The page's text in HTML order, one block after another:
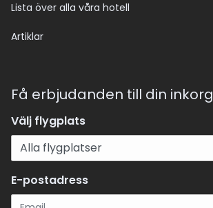
Lista över alla våra hotell
Artiklar
Få erbjudanden till din inkorg
Välj flygplats
E-postadress